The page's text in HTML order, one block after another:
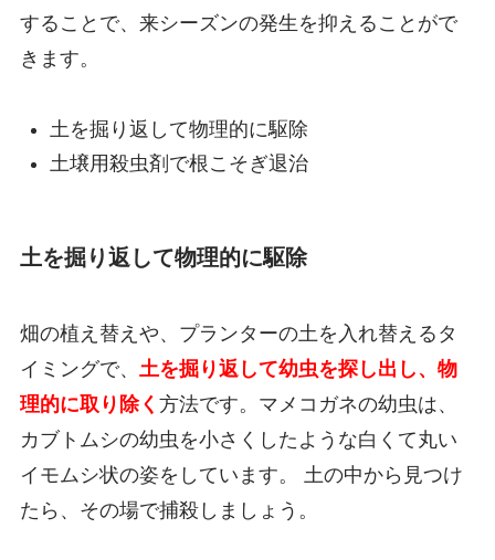
することで、来シーズンの発生を抑えることがで
きます。
土を掘り返して物理的に駆除
土壌用殺虫剤で根こそぎ退治
土を掘り返して物理的に駆除
畑の植え替えや、プランターの土を入れ替えるタ
イミングで、 土を掘り返して幼虫を探し出し、物
理的に取り除く 方法です。マメコガネの幼虫は、
カブトムシの幼虫を小さくしたような白くて丸い
イモムシ状の姿をしています。 土の中から見つけ
たら、その場で捕殺しましょう。